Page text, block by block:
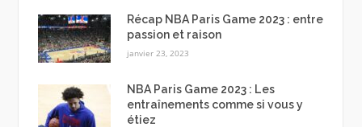
Récap NBA Paris Game 2023 : entre
passion et raison
janvier 23, 2023
NBA Paris Game 2023 : Les
entraînements comme si vous y
étiez